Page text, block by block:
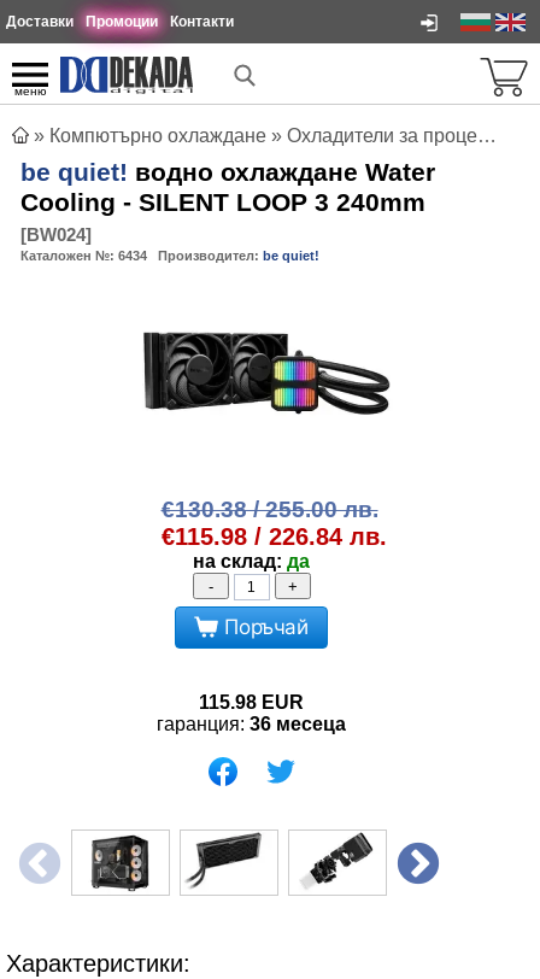
Доставки Промоции Контакти
меню
» Компютърно охлаждане » Охладители за процесори
be quiet! водно охлаждане Water
Cooling - SILENT LOOP 3 240mm
[BW024]
Каталожен №: 6434 Производител: be quiet!
€130.38 / 255.00 лв.
€115.98 / 226.84 лв.
на склад: да
- +
Поръчай
115.98 EUR
гаранция: 36 месеца
Характеристики: